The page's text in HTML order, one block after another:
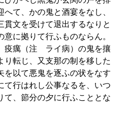
て、かの鬼と酒宴をなし、
貫文を受けて退出するなりと
に拠りて行ふものならん。
疫癘（注 ライ病）の鬼を攘
り転じ、又支那の制を移した
を以て悪鬼を逐ふの状をなす
て行はれし公事なるを、いつ
て、節分の夕に行ふこととな